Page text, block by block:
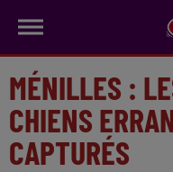
MÉNILLES :
CHIENS
CAPTURÉS